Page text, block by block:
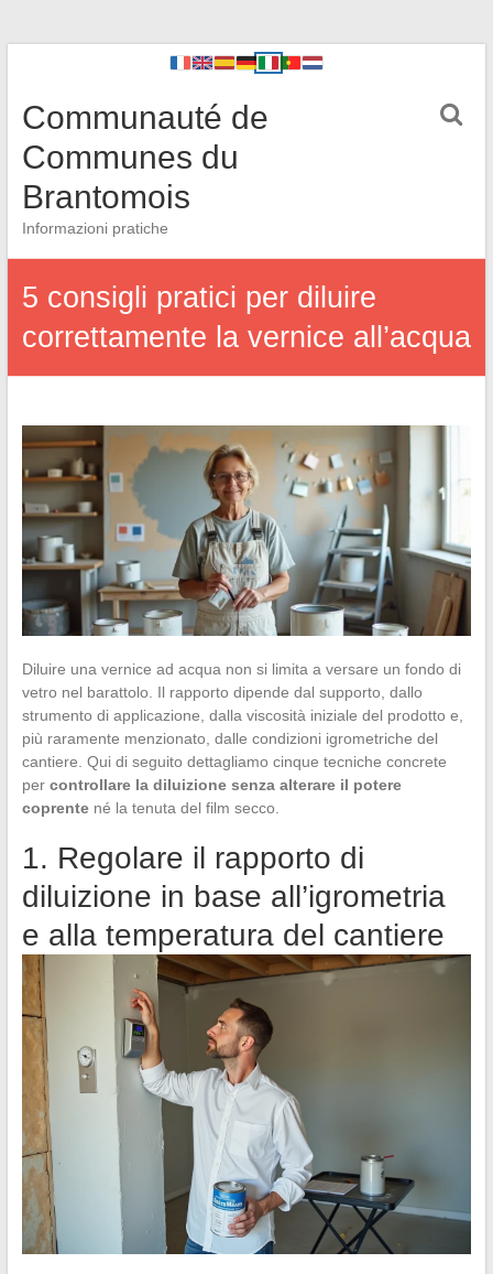
Communauté de
Communes du
Brantomois
Informazioni pratiche
5 consigli pratici per diluire
correttamente la vernice all’acqua
Diluire una vernice ad acqua non si limita a versare un fondo di
vetro nel barattolo. Il rapporto dipende dal supporto, dallo
strumento di applicazione, dalla viscosità iniziale del prodotto e,
più raramente menzionato, dalle condizioni igrometriche del
cantiere. Qui di seguito dettagliamo cinque tecniche concrete
per controllare la diluizione senza alterare il potere
coprentené la tenuta del film secco.
1. Regolare il rapporto di
diluizione in base all’igrometria
e alla temperatura del cantiere